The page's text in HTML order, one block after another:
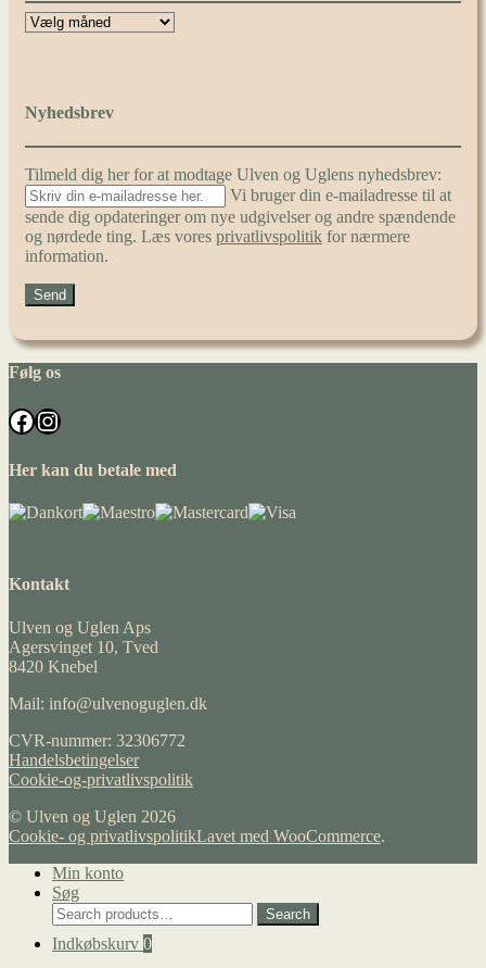
Nyhedsbrev
Tilmeld dig her for at modtage Ulven og Uglens nyhedsbrev:
Vi bruger din e-mailadresse til at
sende dig opdateringer om nye udgivelser og andre spændende
og nørdede ting. Læs vores privatlivspolitik for nærmere
information.
Følg os
Facebook
Instagram
Her kan du betale med
Kontakt
Ulven og Uglen Aps
Agersvinget 10, Tved
8420 Knebel
Mail: info@ulvenoguglen.dk
CVR-nummer: 32306772
Handelsbetingelser
Cookie-og-privatlivspolitik
© Ulven og Uglen 2026
Cookie- og privatlivspolitikLavet med WooCommerce.
Min konto
Søg
Search
for:
Search
Indkøbskurv 0